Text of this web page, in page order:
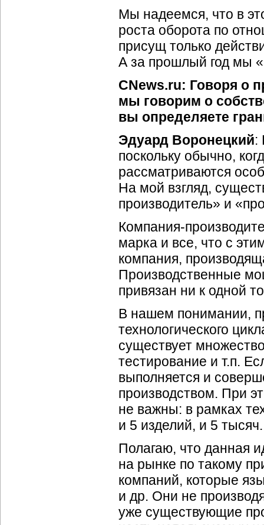
Мы надеемся, что в
роста оборота по
присущ только
А за прошлый год мы
CNews.ru: Говоря о
мы говорим о
вы определяете
Эдуард Воронецкий:
поскольку обычно,
рассматриваются
На мой взгляд,
производитель» и
Компания-
марка и все, что с
компания,
Производственные
привязан ни к одной
В нашем понимании,
технологического
существует
тестирование и т.п.
выполняется и
производством. При
не важны: в рамках
и 5 изделий, и 5
Полагаю, что данная
на рынке по такому
компаний, которые
и др. Они не
уже существующие